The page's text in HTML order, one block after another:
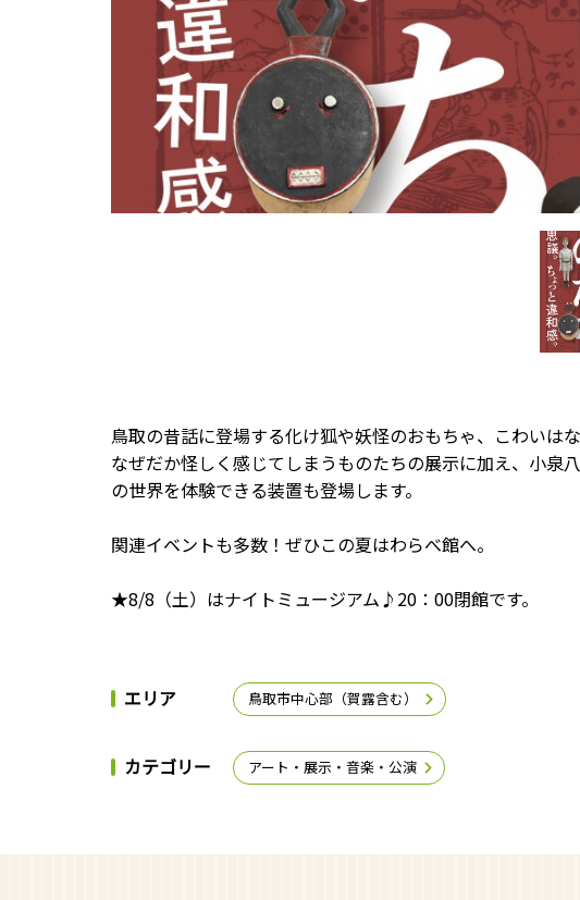
鳥取の昔話に登場する化け狐や妖怪のおもちゃ、こわいは
なぜだか怪しく感じてしまうものたちの展示に加え、小泉
の世界を体験できる装置も登場します。
関連イベントも多数！ぜひこの夏はわらべ館へ。
★8/8（土）はナイトミュージアム♪20：00閉館です。
エリア 鳥取市中心部（賀露含む）
カテゴリー アート・展示・音楽・公演